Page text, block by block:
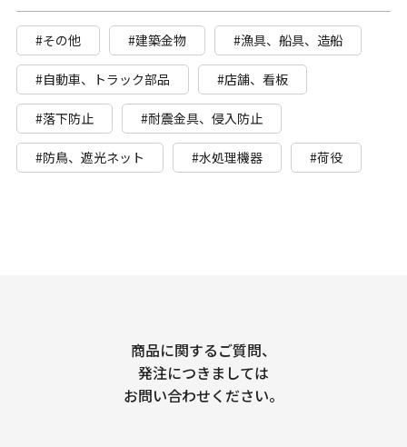
#その他 #建築金物 #漁具、船具、造船
#自動車、トラック部品 #店舗、看板
#落下防止 #耐震金具、侵入防止
#防鳥、遮光ネット #水処理機器 #荷役
商品に関するご質問、
発注につきましては
お問い合わせください。